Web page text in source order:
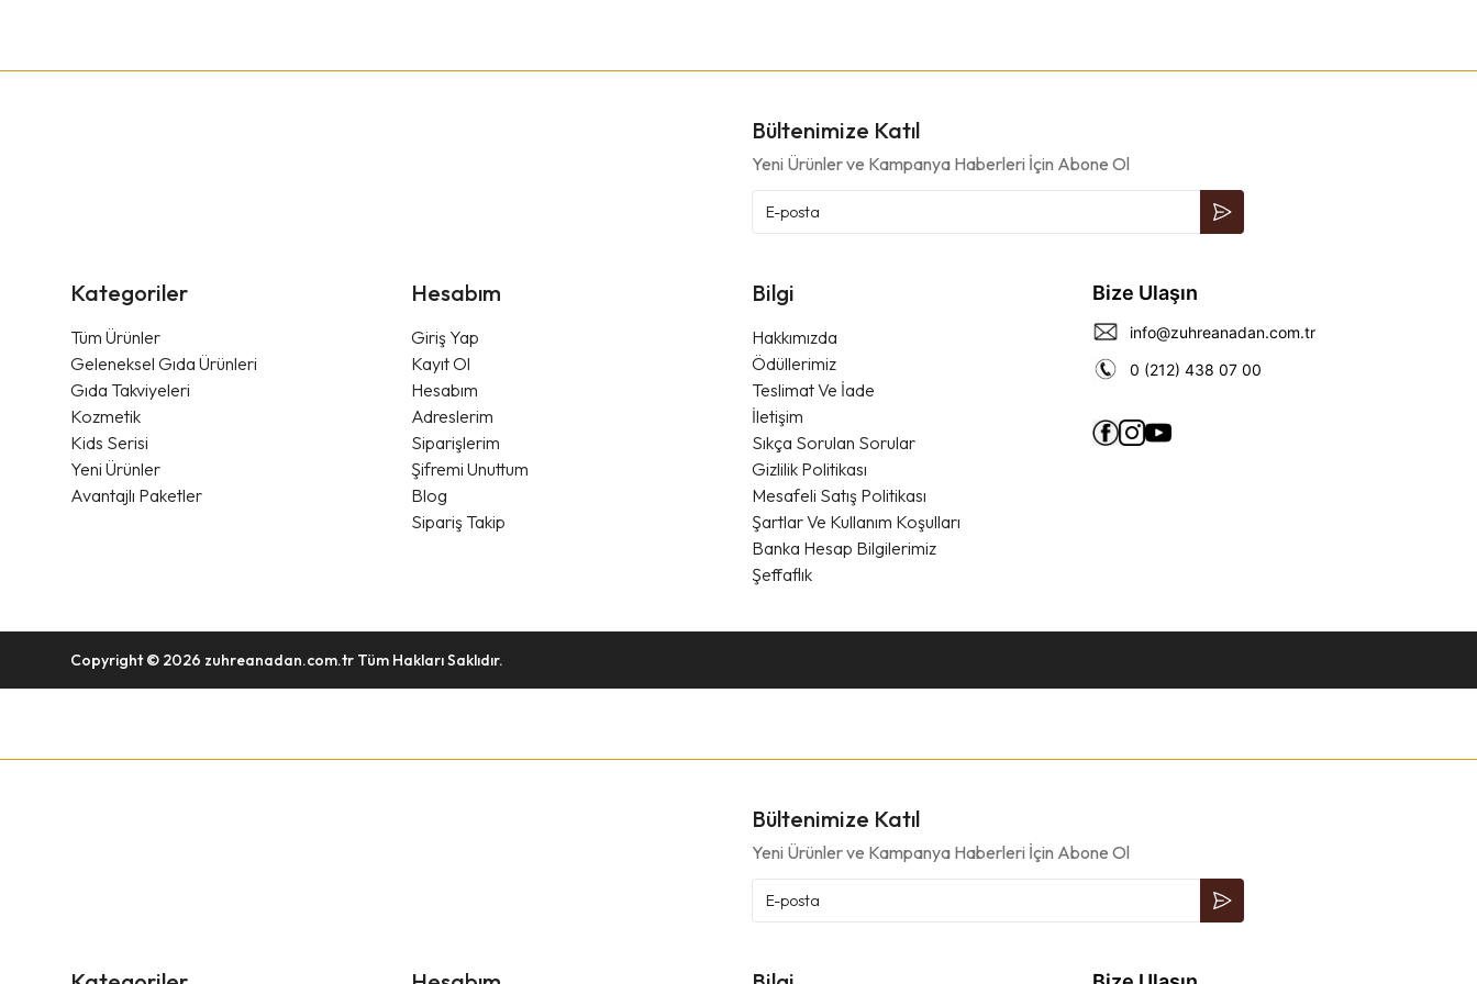
Bültenimize Katıl
Yeni Ürünler ve Kampanya Haberleri İçin Abone Ol
Kategoriler
Tüm Ürünler
Geleneksel Gıda Ürünleri
Gıda Takviyeleri
Kozmetik
Kids Serisi
Yeni Ürünler
Avantajlı Paketler
Hesabım
Giriş Yap
Kayıt Ol
Hesabım
Adreslerim
Siparişlerim
Şifremi Unuttum
Blog
Sipariş Takip
Bilgi
Hakkımızda
Ödüllerimiz
Teslimat Ve İade
İletişim
Sıkça Sorulan Sorular
Gizlilik Politikası
Mesafeli Satış Politikası
Şartlar Ve Kullanım Koşulları
Banka Hesap Bilgilerimiz
Şeffaflık
Bize Ulaşın
info@zuhreanadan.com.tr
0 (212) 438 07 00
Copyright © 2026 zuhreanadan.com.tr Tüm Hakları Saklıdır.
Bültenimize Katıl
Yeni Ürünler ve Kampanya Haberleri İçin Abone Ol